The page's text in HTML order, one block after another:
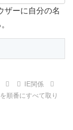
ザーに自分の名
IE関係
順番にすべて取り